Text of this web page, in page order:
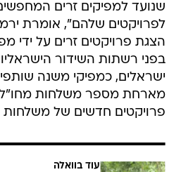
שנועד למפיקים זרים
לפרויקטים שלהם", אומרת
הצגת פרויקטים זרים על ידי
בפני רשתות השידור
ישראלים, כמפיקי משנה
מארחת מספר משלחות מחו"ל,
פרויקטים חדשים של משלחות
עוד בוואלה